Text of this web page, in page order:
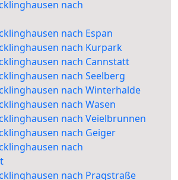
nach
nach Espan
nach Kurpark
nach Cannstatt
nach Seelberg
nach Winterhalde
nach Wasen
nach Veielbrunnen
nach Geiger
nach
nach Pragstraße